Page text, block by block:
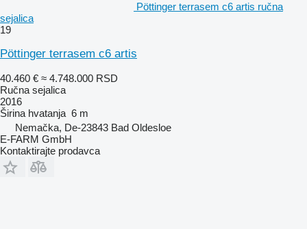
Pöttinger terrasem c6 artis ručna
sejalica
19
Pöttinger terrasem c6 artis
40.460 € ≈ 4.748.000 RSD
Ručna sejalica
2016
Širina hvatanja 6 m
Nemačka, De-23843 Bad Oldesloe
E-FARM GmbH
Kontaktirajte prodavca